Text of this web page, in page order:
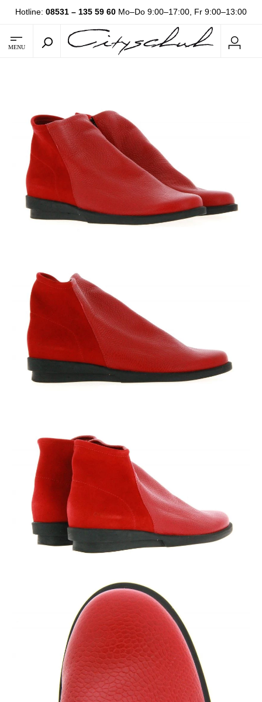
Hotline: 08531 – 135 59 60 Mo–Do 9:00–17:00, Fr 9:00–13:00
MENU